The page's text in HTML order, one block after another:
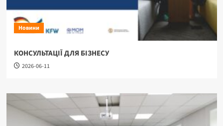
Новини
КОНСУЛЬТАЦІЇ ДЛЯ БІЗНЕСУ
2026-06-11